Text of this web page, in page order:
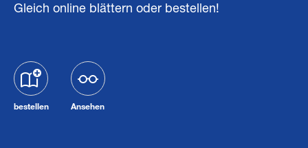
Gleich online blättern oder bestellen!
bestellen Ansehen